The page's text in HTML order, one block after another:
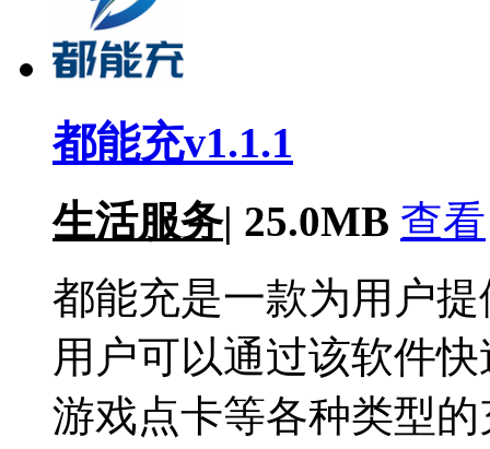
都能充v1.1.1
生活服务| 25.0MB 查看
都能充是一款为用户
用户可以通过该软件
游戏点卡等各种类型